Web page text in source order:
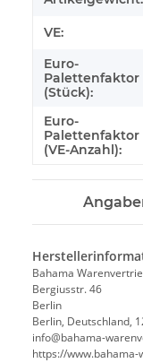
VE:
Euro-
Palettenfaktor
(Stück):
Euro-
Palettenfaktor
(VE-Anzahl):
Bahama
Bergiusstr. 46
Berlin
Berlin, Deutschland,
ed.beirtrevneraw-
https://